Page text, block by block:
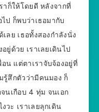
าก็ให้โดยดี หลังจากที่
ป ก็พบว่าเธอมากับ
ลย เธอทั้งสองกำลังนั่ง
ยู่ด้วย เราเลยเดินไป
น แต่ตาเราจับจ้องอยู่ที่
รู้สึกตัวว่ามีคนมอง ก็
นเกือบ 4 ทุ่ม จนเอก
วะ เราเลยลุกเดิน